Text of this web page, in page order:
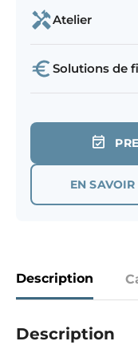
Atelier
Solutions de
EN
Description
Description